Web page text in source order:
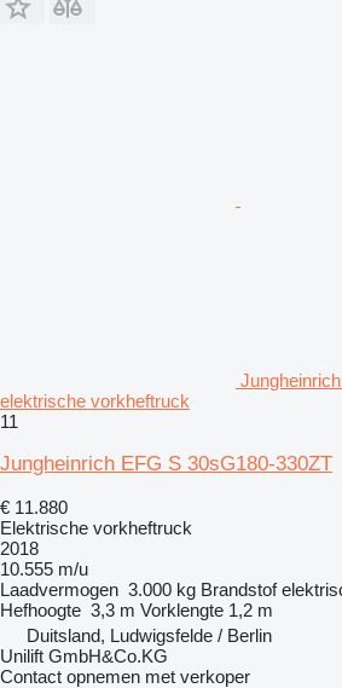
elektrische vorkheftruck
11
Jungheinrich EFG S 30sG180-330ZT
€ 11.880
Elektrische vorkheftruck
2018
10.555 m/u
Laadvermogen 3.000 kg Brandstof
Hefhoogte 3,3 m Vorklengte 1,2 m
Duitsland, Ludwigsfelde / Berlin
Unilift GmbH&Co.KG
Contact opnemen met verkoper